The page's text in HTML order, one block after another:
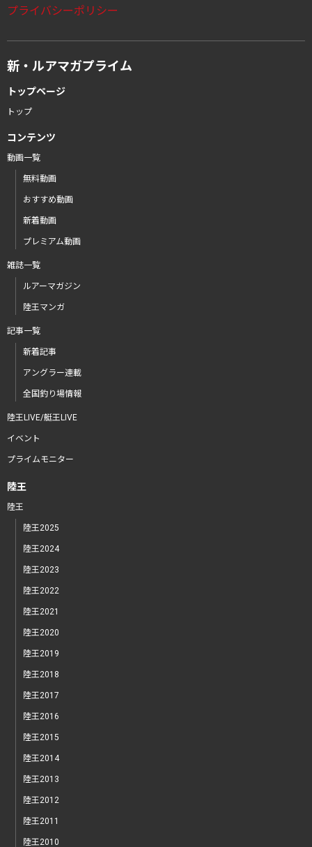
プライバシーポリシー
新・ルアマガプライム
トップページ
トップ
コンテンツ
動画一覧
無料動画
おすすめ動画
新着動画
プレミアム動画
雑誌一覧
ルアーマガジン
陸王マンガ
記事一覧
新着記事
アングラー連載
全国釣り場情報
陸王LIVE/艇王LIVE
イベント
プライムモニター
陸王
陸王
陸王2025
陸王2024
陸王2023
陸王2022
陸王2021
陸王2020
陸王2019
陸王2018
陸王2017
陸王2016
陸王2015
陸王2014
陸王2013
陸王2012
陸王2011
陸王2010